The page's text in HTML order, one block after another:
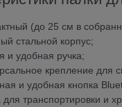
(до 25 см в
стальной корпус;
и удобная ручка;
крепление для
и удобная кнопка
транспортировки и